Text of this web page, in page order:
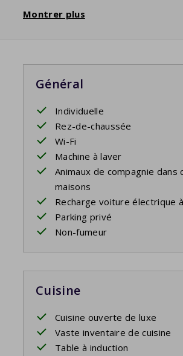
, vous pourrez profiter du
grâce aux beaux arbres, haies et
Montrer plus
Général
Individuelle
Rez-de-chaussée
Wi-Fi
Machine à laver
Animaux de compagnie dans
maisons
Recharge voiture électrique
Parking privé
Non-fumeur
Cuisine
Cuisine ouverte de luxe
Vaste inventaire de cuisine
Table à induction